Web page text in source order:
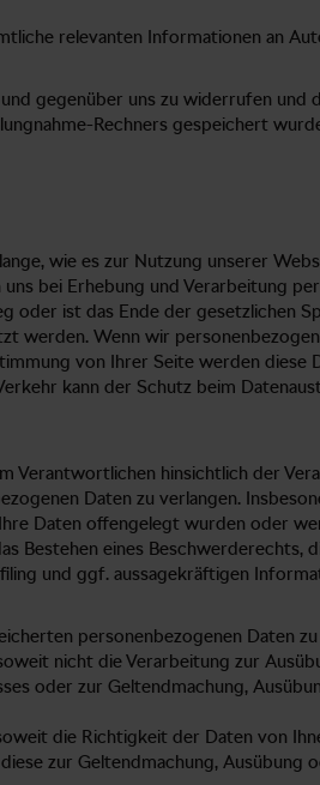
relevanten Informationen an
gegenüber uns zu widerrufen und
Rechners gespeichert
wie es zur Nutzung unserer
bei Erhebung und Verarbeitung
oder ist das Ende der gesetzlichen
werden. Wenn wir
von Ihrer Seite werden diese
kann der Schutz beim
Verantwortlichen hinsichtlich der
Daten zu verlangen.
Daten offengelegt wurden oder
Bestehen eines Beschwerderechts,
und ggf. aussagekräftigen
personenbezogenen Daten
nicht die Verarbeitung zur
oder zur Geltendmachung,
die Richtigkeit der Daten von
zur Geltendmachung, Ausübung